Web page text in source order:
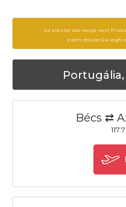
Az ajánlat 442 napja nem
ezért célszerű a
Bécs ⇄